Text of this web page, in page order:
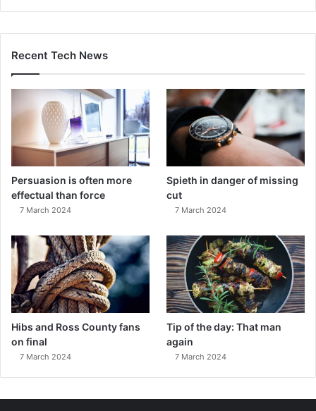
Recent Tech News
Persuasion is often more
effectual than force
7 March 2024
Spieth in danger of missing
cut
7 March 2024
Hibs and Ross County fans
on final
7 March 2024
Tip of the day: That man
again
7 March 2024